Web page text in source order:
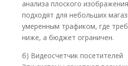
анализа плоского
подходят для небольших
умеренным трафиком, где
ниже, а бюджет ограничен.
б) Видеосчетчик посетителей